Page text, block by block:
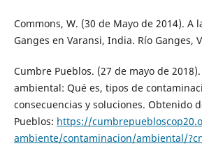
Commons, W. (30 de Mayo de 2014). A
Ganges en Varansi, India. Río Ganges,
Cumbre Pueblos. (27 de mayo de
ambiental: Qué es, tipos de
consecuencias y soluciones. Obtenido
Pueblos: https://
ambiente/contaminacion/ambiental/